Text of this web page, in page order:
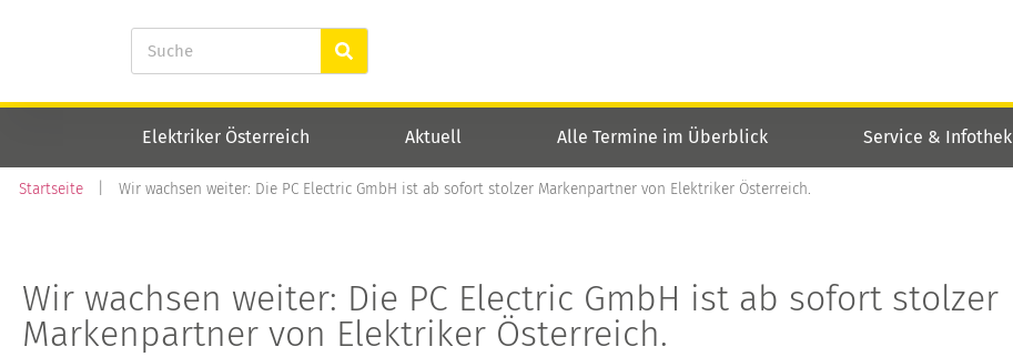
Elektriker Österreich Aktuell Alle Termine im Überblick Service & Infothek
Startseite Wir wachsen weiter: Die PC Electric GmbH ist ab sofort stolzer Markenpartner von Elektriker Österreich.
Wir wachsen weiter: Die PC Electric GmbH ist ab sofort stolzer
Markenpartner von Elektriker Österreich.